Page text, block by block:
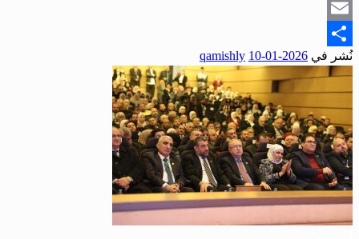
Snapchat
Email
Share
نُشر في 2026-01-10
qamishly